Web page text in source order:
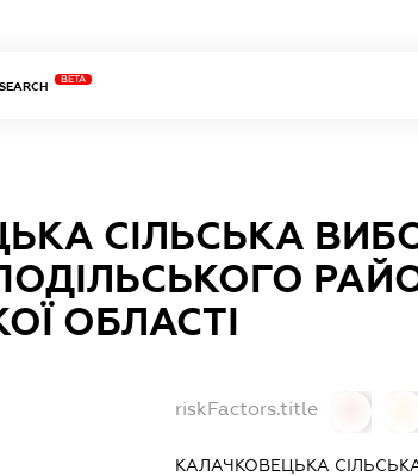
BETA
СІЛЬСЬКА
ОБЛАСТІ
riskFactors.title
КАЛАЧКОВЕЦЬКА